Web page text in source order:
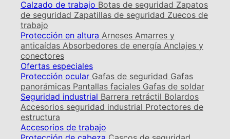
Calzado de trabajo Botas de seguridad Zapatos
de seguridad Zapatillas de seguridad Zuecos de
trabajo
Protección en altura Arneses Amarres y
anticaídas Absorbedores de energía Anclajes y
conectores
Ofertas especiales
Protección ocular Gafas de seguridad Gafas
panorámicas Pantallas faciales Gafas de soldar
Seguridad industrial Barrera retráctil Bolardos
Accesorios seguridad industrial Protectores de
estructura
Accesorios de trabajo